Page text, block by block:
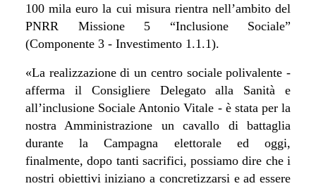
100 mila euro la cui misura rientra nell’ambito del
PNRR Missione 5 “Inclusione Sociale”
(Componente 3 - Investimento 1.1.1).
«La realizzazione di un centro sociale polivalente -
afferma il Consigliere Delegato alla Sanità e
all’inclusione Sociale Antonio Vitale - è stata per la
nostra Amministrazione un cavallo di battaglia
durante la Campagna elettorale ed oggi,
finalmente, dopo tanti sacrifici, possiamo dire che i
nostri obiettivi iniziano a concretizzarsi e ad essere